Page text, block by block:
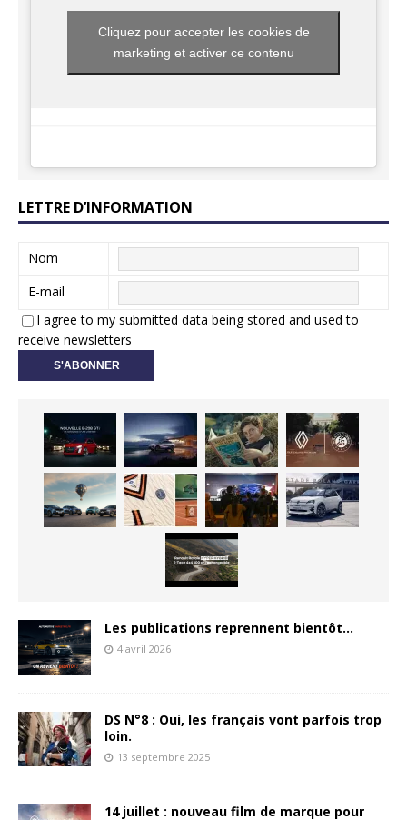
Cliquez pour accepter les cookies de
marketing et activer ce contenu
LETTRE D’INFORMATION
Nom
E-mail
I agree to my submitted data being stored and used to
receive newsletters
Les publications reprennent bientôt…
4 avril 2026
DS N°8 : Oui, les français vont parfois trop
loin.
13 septembre 2025
14 juillet : nouveau film de marque pour